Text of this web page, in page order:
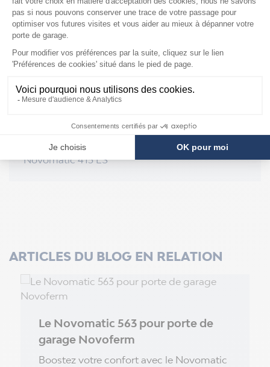
Novomatic 823
Novomatic 800 / 803 / 803 S
Novomatic 600
Novomatic 553 / 553 S
Integraport
Novomatic 470 / 470b / 470 ES
Novomatic 430
Novomatic 423 ES
Novomatic 413 ES
ARTICLES DU BLOG EN RELATION
Le Novomatic 563 pour porte de
garage Novoferm
Boostez votre confort avec le Novomatic